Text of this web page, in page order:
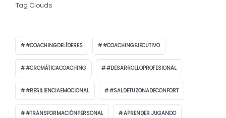
Tag Clouds
#COACHINGDELÍDERES #COACHINGEJECUTIVO
#CROMÁTICACOACHING #DESARROLLOPROFESIONAL
#RESILIENCIAEMOCIONAL #SALDETUZONADECONFORT
#TRANSFORMACIÓNPERSONAL APRENDER JUGANDO